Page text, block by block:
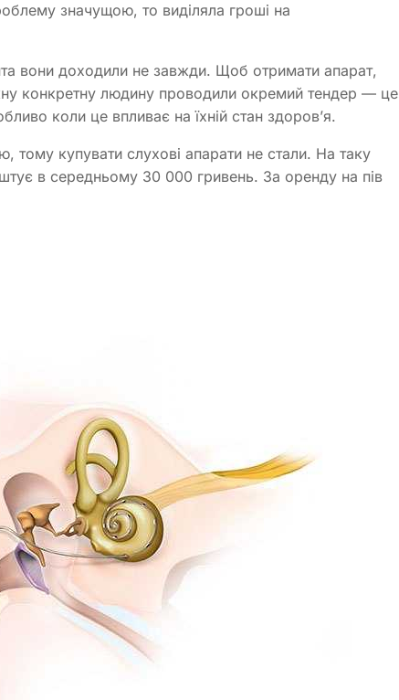
значущою, то виділяла гроші на
вони доходили не завжди. Щоб отримати апарат,
конкретну людину проводили окремий тендер — це
коли це впливає на їхній стан здоров’я.
тому купувати слухові апарати не стали. На таку
в середньому 30 000 гривень. За оренду на пів